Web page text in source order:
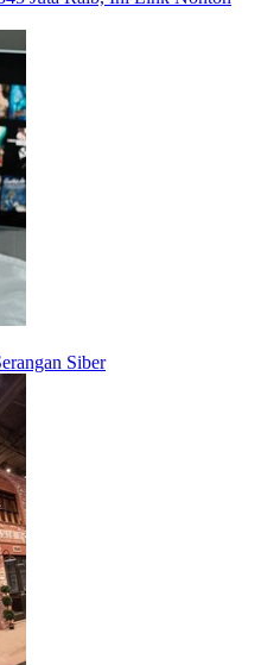
Siber